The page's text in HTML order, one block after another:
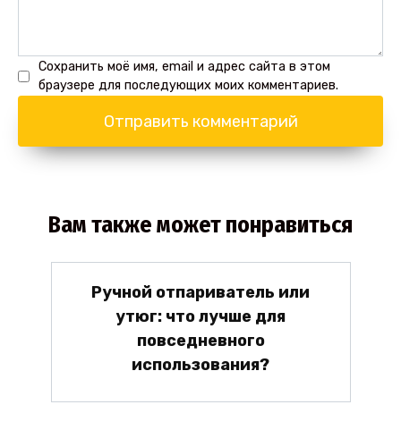
Сохранить моё имя, email и адрес сайта в этом
браузере для последующих моих комментариев.
Вам также может понравиться
Ручной отпариватель или
утюг: что лучше для
повседневного
использования?